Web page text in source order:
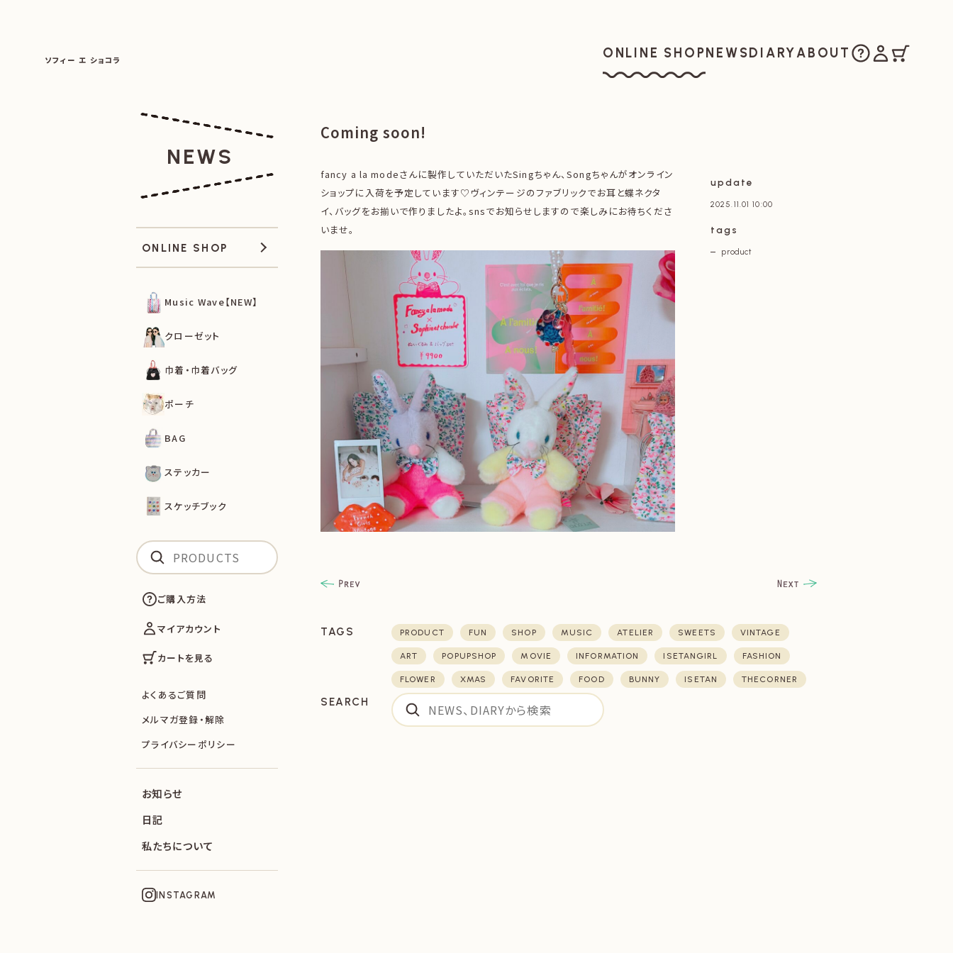
ソフィー エ ショコラ
||
ONLINE SHOP NEWSお知らせ
DIARY日記
ABOUT 私たちについて
ご購入方法
マイアカウ
NEWS
Coming soon!
fancy a la modeさんに製作していただいたSingちゃん、Songちゃんがオンライン
ショップに入荷を予定しています♡ヴィンテージのファブリックでお耳と蝶ネクタ
イ、バッグをお揃いで作りましたよ。snsでお知らせしますので楽しみにお待ちくださ
いませ。
update
2025.11.01 10:00
tags
product
TAGS PRODUCT FUN SHOP MUSIC ATELIER SWEETS VINTAGE
ART POPUPSHOP MOVIE INFORMATION ISETANGIRL FASHION
FLOWER XMAS FAVORITE FOOD BUNNY ISETAN THECORNER
SEARCH
ONLINE SHOP
Music Wave【NEW】
クローゼット
巾着・巾着バッグ
ポーチ
BAG
ステッカー
スケッチブック
ご購入方法
マイアカウント
カートを見る
よくあるご質問
メルマガ登録・解除
プライバシーポリシー
お知らせ
日記
私たちについて
INSTAGRAM